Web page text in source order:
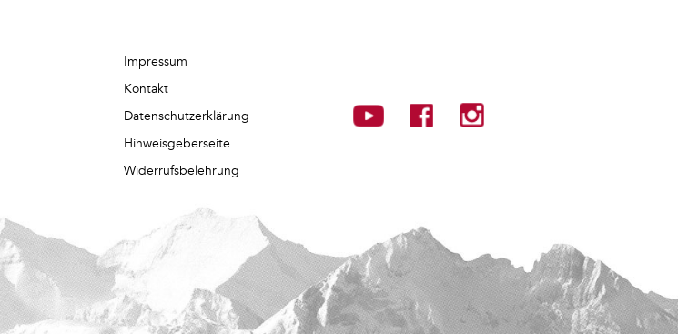
Impressum
Kontakt
Datenschutzerklärung
Hinweisgeberseite
Widerrufsbelehrung